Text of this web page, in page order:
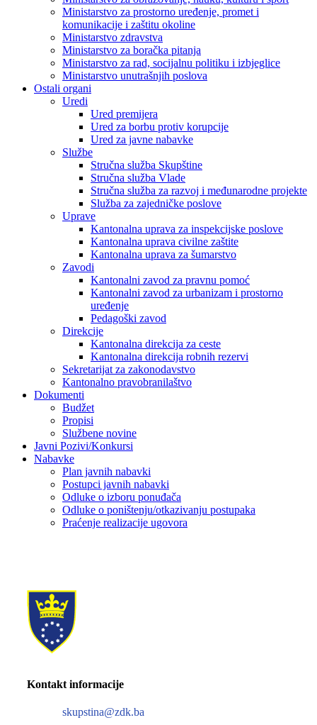
Ministarstvo za prostorno uređenje, promet i
komunikacije i zaštitu okoline
Ministarstvo zdravstva
Ministarstvo za boračka pitanja
Ministarstvo za rad, socijalnu politiku i izbjeglice
Ministarstvo unutrašnjih poslova
Ostali organi
Uredi
Ured premijera
Ured za borbu protiv korupcije
Ured za javne nabavke
Službe
Stručna služba Skupštine
Stručna služba Vlade
Stručna služba za razvoj i međunarodne projekte
Služba za zajedničke poslove
Uprave
Kantonalna uprava za inspekcijske poslove
Kantonalna uprava civilne zaštite
Kantonalna uprava za šumarstvo
Zavodi
Kantonalni zavod za pravnu pomoć
Kantonalni zavod za urbanizam i prostorno
uređenje
Pedagoški zavod
Direkcije
Kantonalna direkcija za ceste
Kantonalna direkcija robnih rezervi
Sekretarijat za zakonodavstvo
Kantonalno pravobranilaštvo
Dokumenti
Budžet
Propisi
Službene novine
Javni Pozivi/Konkursi
Nabavke
Plan javnih nabavki
Postupci javnih nabavki
Odluke o izboru ponuđača
Odluke o poništenju/otkazivanju postupaka
Praćenje realizacije ugovora
Kontakt informacije
skupstina@zdk.ba